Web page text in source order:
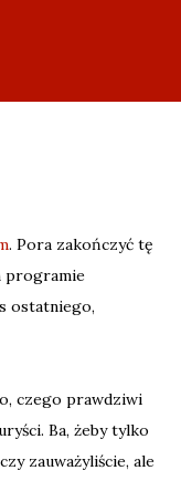
. Pora zakończyć tę
programie
ostatniego,
czego prawdziwi
Ba, żeby tylko
zauważyliście, ale